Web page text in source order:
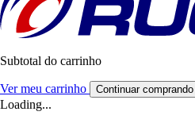
Subtotal do carrinho
Ver meu carrinho Continuar comprando
Loading...